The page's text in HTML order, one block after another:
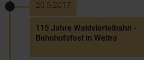
20.5.2017
115 Jahre Waldviertelbahn -
Bahnhofsfest in Weitra